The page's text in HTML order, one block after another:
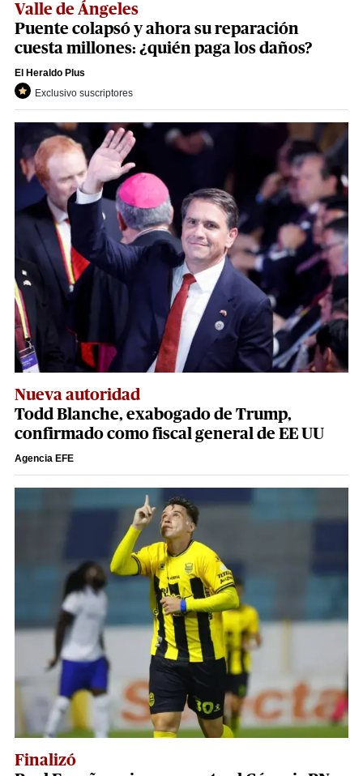
Valle de Ángeles
Puente colapsó y ahora su reparación
cuesta millones: ¿quién paga los daños?
El Heraldo Plus
Exclusivo suscriptores
Nueva autoridad
Todd Blanche, exabogado de Trump,
confirmado como fiscal general de EE UU
Agencia EFE
Finalizó